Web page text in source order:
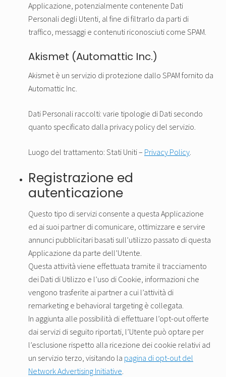
Applicazione, potenzialmente contenente Dati
Personali degli Utenti, al fine di filtrarlo da parti di
traffico, messaggi e contenuti riconosciuti come SPAM.
Akismet (Automattic Inc.)
Akismet è un servizio di protezione dallo SPAM fornito da
Automattic Inc.
Dati Personali raccolti: varie tipologie di Dati secondo
quanto specificato dalla privacy policy del servizio.
Luogo del trattamento: Stati Uniti – Privacy Policy.
Registrazione ed
autenticazione
Questo tipo di servizi consente a questa Applicazione
ed ai suoi partner di comunicare, ottimizzare e servire
annunci pubblicitari basati sull’utilizzo passato di questa
Applicazione da parte dell’Utente.
Questa attività viene effettuata tramite il tracciamento
dei Dati di Utilizzo e l’uso di Cookie, informazioni che
vengono trasferite ai partner a cui l’attività di
remarketing e behavioral targeting è collegata.
In aggiunta alle possibilità di effettuare l’opt-out offerte
dai servizi di seguito riportati, l’Utente può optare per
l’esclusione rispetto alla ricezione dei cookie relativi ad
un servizio terzo, visitando la pagina di opt-out del
Network Advertising Initiative.